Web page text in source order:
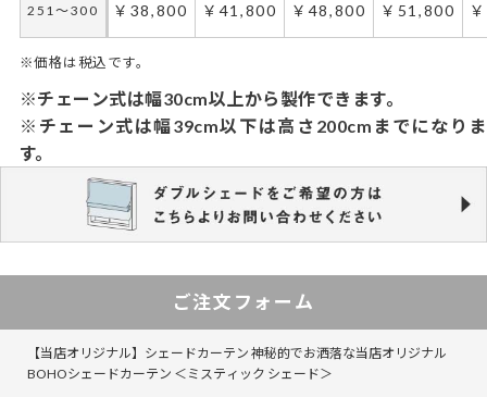
251～300 ￥38,800 ￥41,800 ￥48,800 ￥51,800
※価格は税込です。
※チェーン式は幅30cm以上から製作できます。
※チェーン式は幅39cm以下は高さ200cmまでになりま
す。
ご注文フォーム
【当店オリジナル】シェードカーテン 神秘的でお洒落な当店オリジナル
BOHOシェードカーテン ＜ミスティック シェード＞